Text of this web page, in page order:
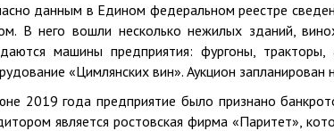
данным в Едином федеральном реестре
В него вошли несколько нежилых зданий,
машины предприятия: фургоны,
«Цимлянских вин». Аукцион запланирован
2019 года предприятие было признано
является ростовская фирма «Паритет»,